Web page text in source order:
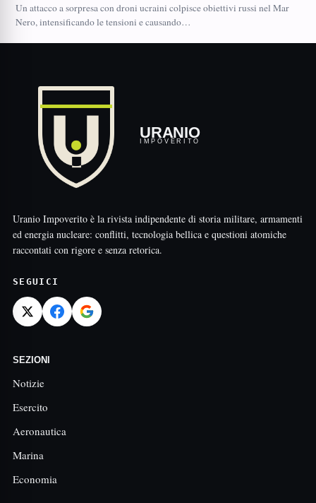
Un attacco a sorpresa con droni ucraini colpisce obiettivi russi nel Mar
Nero, intensificando le tensioni e causando…
URANIO
IMPOVERITO
Uranio Impoverito è la rivista indipendente di storia militare, armamenti
ed energia nucleare: conflitti, tecnologia bellica e questioni atomiche
raccontati con rigore e senza retorica.
SEGUICI
SEZIONI
Notizie
Esercito
Aeronautica
Marina
Economia